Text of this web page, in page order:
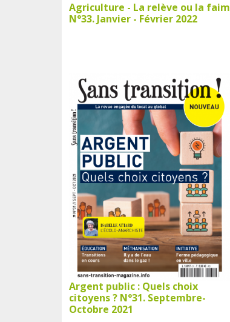
Agriculture - La relève ou la faim
N°33. Janvier - Février 2022
Argent public : Quels choix
citoyens ? N°31. Septembre-
Octobre 2021